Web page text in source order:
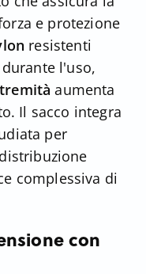
e protezione
resistenti
l'uso,
aumenta
Il sacco integra
per
complessiva di
con